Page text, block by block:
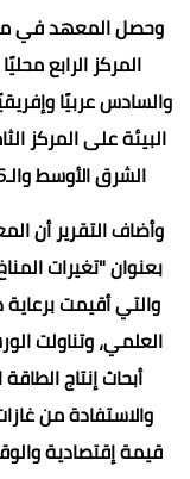
وحصل المعهد في
المركز الرابع
الشرق الأوسط والـ16 على مستوى إفريقيا والـ311 عالميًا.
وأضاف التقرير أن
بعنوان "تغيرات
والتي أقيمت برعاية
العلمي، وتناولت
أبحاث إنتاج
والاستفادة من
قيمة إقتصادية